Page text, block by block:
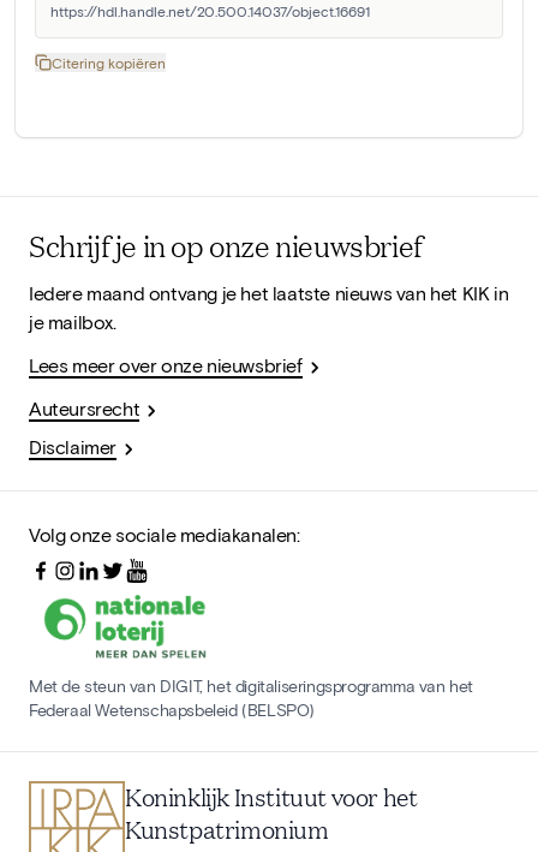
https://hdl.handle.net/20.500.14037/object.16691
Citering kopiëren
Schrijf je in op onze nieuwsbrief
Iedere maand ontvang je het laatste nieuws van het KIK in
je mailbox.
Lees meer over onze nieuwsbrief
Auteursrecht
Disclaimer
Volg onze sociale mediakanalen:
Met de steun van DIGIT, het digitaliseringsprogramma van het
Federaal Wetenschapsbeleid (BELSPO)
Koninklijk Instituut voor het
Kunstpatrimonium